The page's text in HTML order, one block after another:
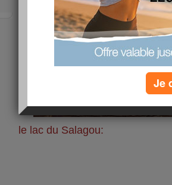
le lac du Salagou:
Je